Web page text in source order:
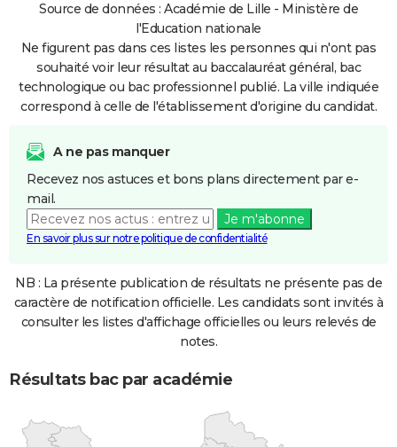
Source de données : Académie de Lille - Ministère de
l'Education nationale
Ne figurent pas dans ces listes les personnes qui n'ont pas
souhaité voir leur résultat au baccalauréat général, bac
technologique ou bac professionnel publié. La ville indiquée
correspond à celle de l'établissement d'origine du candidat.
A ne pas manquer
Recevez nos astuces et bons plans directement par e-
mail.
Je m'abonne
En savoir plus sur notre politique de confidentialité
NB : La présente publication de résultats ne présente pas de
caractère de notification officielle. Les candidats sont invités à
consulter les listes d'affichage officielles ou leurs relevés de
notes.
Résultats bac par académie